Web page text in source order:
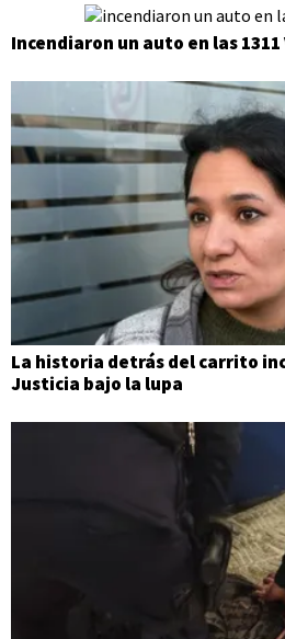
Incendiaron un auto en las
La historia detrás del carrito
Justicia bajo la lupa